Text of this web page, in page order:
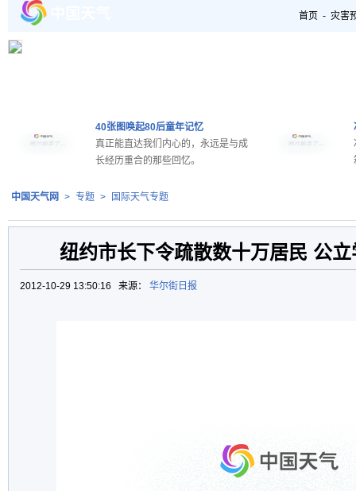
首页 - 灾害
40张图唤起80后童年记忆
真正能直达我们内心的，永远是与成
长经历重合的那些回忆。
中国天气网 > 专题 > 国际天气专题
纽约市长下令疏散数十万居民 公
2012-10-29 13:50:16 来源： 华尔街日报